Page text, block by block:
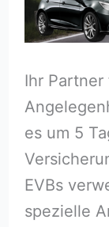
Ihr
es um 5
EVBs
spezielle